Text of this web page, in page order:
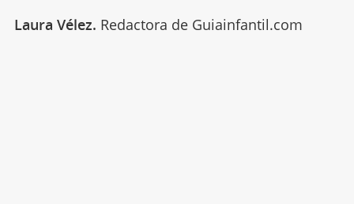
Laura Vélez. Redactora de Guiainfantil.com